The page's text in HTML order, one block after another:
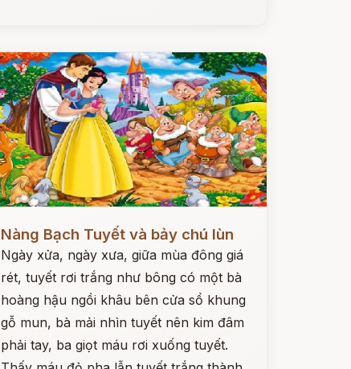
Nàng Bạch Tuyết và bảy chú lùn
Ngày xửa, ngày xưa, giữa mùa đông giá
rét, tuyết rơi trắng như bông có một bà
hoàng hậu ngồi khâu bên cửa sổ khung
gỗ mun, bà mải nhìn tuyết nên kim đâm
phải tay, ba giọt máu rơi xuống tuyết.